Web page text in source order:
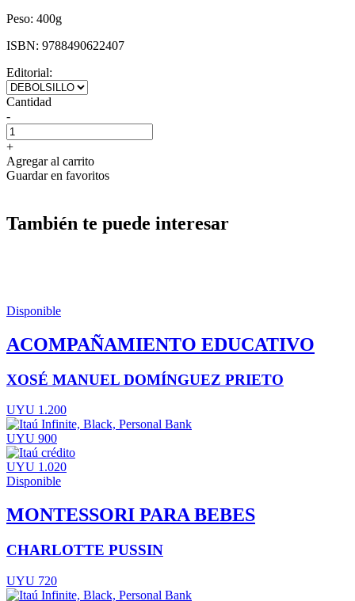
Peso: 400g
ISBN: 9788490622407
Editorial:
Cantidad
-
+
Agregar al carrito
Guardar en favoritos
También te puede interesar
Disponible
ACOMPAÑAMIENTO EDUCATIVO
XOSÉ MANUEL DOMÍNGUEZ PRIETO
UYU 1.200
UYU 900
UYU 1.020
Disponible
MONTESSORI PARA BEBES
CHARLOTTE PUSSIN
UYU 720